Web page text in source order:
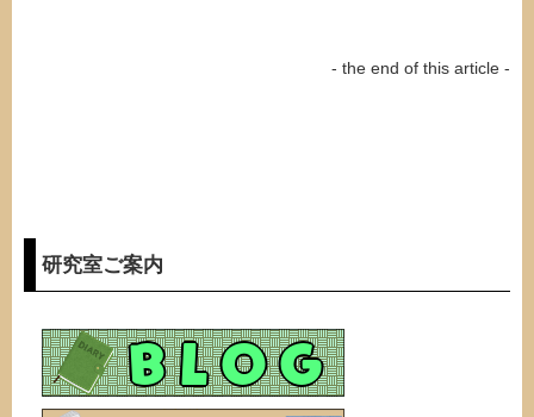
- the end of this article -
研究室ご案内